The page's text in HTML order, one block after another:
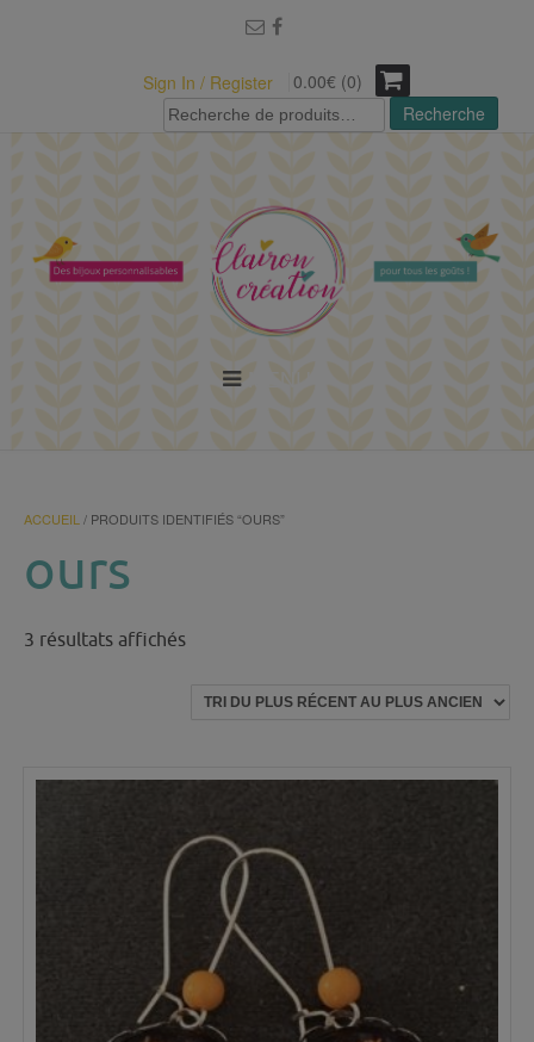
Sign In / Register
0.00€ (0)
Recherche
pour :
Recherche
ACCUEIL / PRODUITS IDENTIFIÉS “OURS”
ours
3 résultats affichésTrié
plus
plus